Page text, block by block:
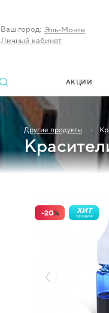
Ваш город: Эль-Монте
Личный кабинет
АКЦИИ
Другие продукты
-20% ХИТ
продаж